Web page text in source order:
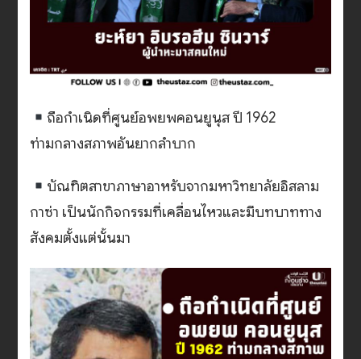
ถือกำเนิดที่ศูนย์อพยพคอนยูนุส ปี 1962
ท่ามกลางสภาพอันยากลำบาก
บัณฑิตสาขาภาษาอาหรับจากมหาวิทยาลัยอิสลาม
กาซ่า เป็นนักกิจกรรมที่เคลื่อนไหวและมีบทบาททาง
สังคมตั้งแต่นั้นมา